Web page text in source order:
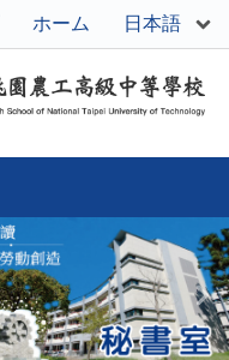
ホーム 日本語